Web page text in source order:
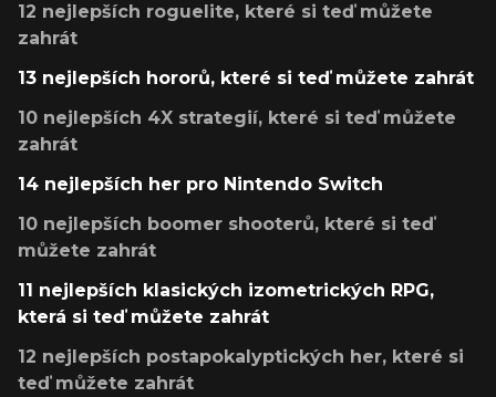
12 nejlepších roguelite, které si teď můžete
zahrát
13 nejlepších hororů, které si teď můžete zahrát
10 nejlepších 4X strategií, které si teď můžete
zahrát
14 nejlepších her pro Nintendo Switch
10 nejlepších boomer shooterů, které si teď
můžete zahrát
11 nejlepších klasických izometrických RPG,
která si teď můžete zahrát
12 nejlepších postapokalyptických her, které si
teď můžete zahrát